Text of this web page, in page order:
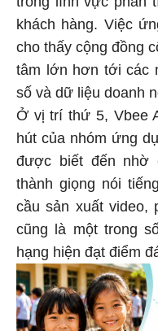
khách hàng. Việc
cho thấy cộng đồng
tâm lớn hơn tới các
số và dữ liệu doanh
Ở vị trí thứ 5, Vbee
hút của nhóm ứng
được biết đến nhờ
thành giọng nói
cầu sản xuất video,
cũng là một trong
hạng hiện đạt điểm